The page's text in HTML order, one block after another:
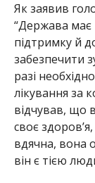
Як заявив
“Держава має
підтримку й
забезпечити
разі
лікування за
відчував, що
своє
вдячна, вона
він є тією